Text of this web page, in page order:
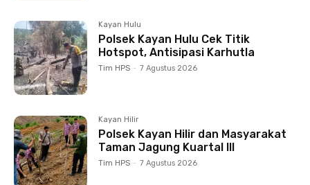
Kayan Hulu
Polsek Kayan Hulu Cek Titik
Hotspot, Antisipasi Karhutla
Tim HPS - 7 Agustus 2026
Kayan Hilir
Polsek Kayan Hilir dan Masyarakat
Taman Jagung Kuartal III
Tim HPS - 7 Agustus 2026